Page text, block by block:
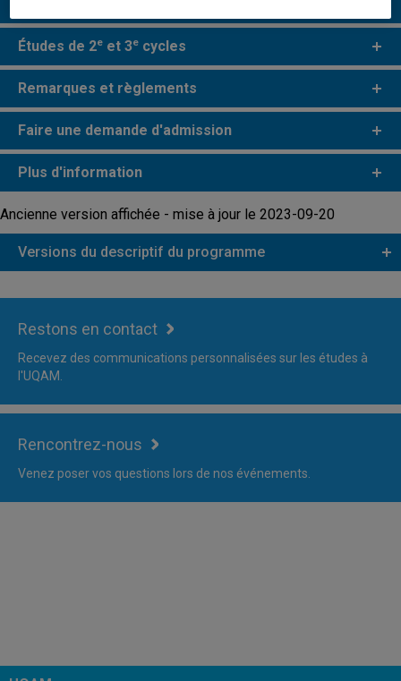
Études de 2e et 3e cycles
Remarques et règlements
Faire une demande d'admission
Plus d'information
Ancienne version affichée - mise à jour le 2023-09-20
Versions du descriptif du programme
Restons en contact
Recevez des communications personnalisées sur les études à
l'UQAM.
Rencontrez-nous
Venez poser vos questions lors de nos événements.